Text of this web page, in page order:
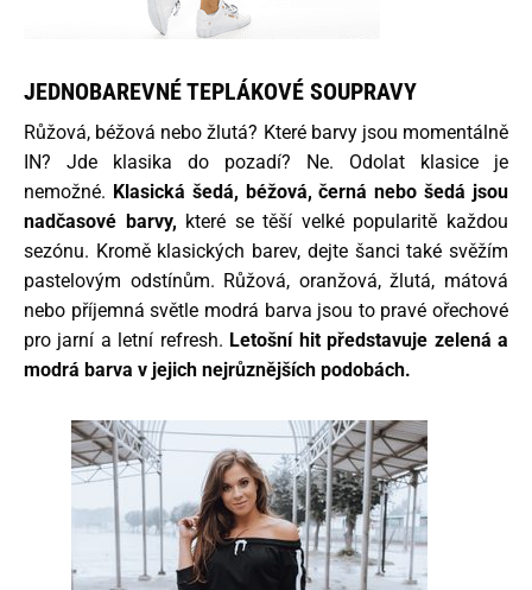
JEDNOBAREVNÉ TEPLÁKOVÉ SOUPRAVY
Růžová, béžová nebo žlutá? Které barvy jsou momentálně
IN? Jde klasika do pozadí? Ne. Odolat klasice je
nemožné. Klasická šedá, béžová, černá nebo šedá jsou
nadčasové barvy, které se těší velké popularitě každou
sezónu. Kromě klasických barev, dejte šanci také svěžím
pastelovým odstínům. Růžová, oranžová, žlutá, mátová
nebo příjemná světle modrá barva jsou to pravé ořechové
pro jarní a letní refresh. Letošní hit představuje zelená a
modrá barva v jejich nejrůznějších podobách.